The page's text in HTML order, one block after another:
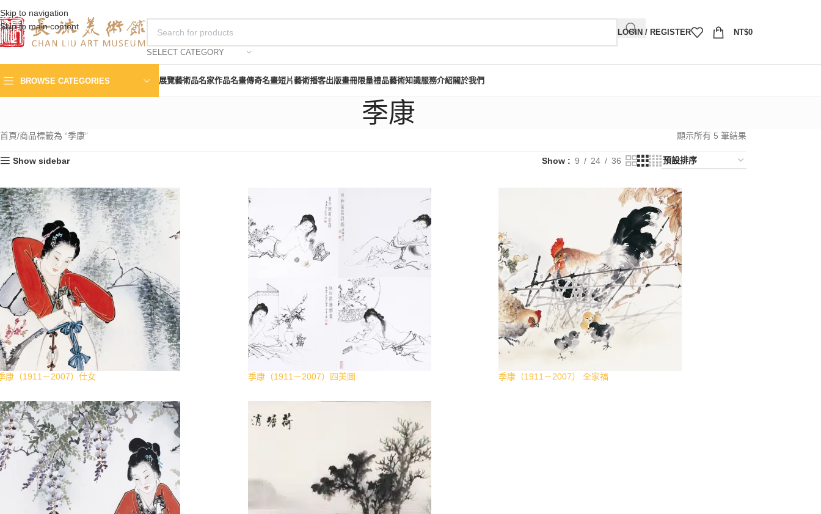
Skip to navigation
Skip to main content
SELECT CATEGORY
LOGIN / REGISTER NT$0
BROWSE CATEGORIES 展覽藝術品名家作品名畫傳奇名畫短片藝術播客出版畫冊限量禮品藝術知識服務介紹關於我們
季康
首頁 商品標籤為 “季康” 顯示所有 5 筆結果
Show sidebar Show 9 24 36
康（1911－2007）仕女 季康（1911－2007）四美圖 季康（1911－2007） 全家福